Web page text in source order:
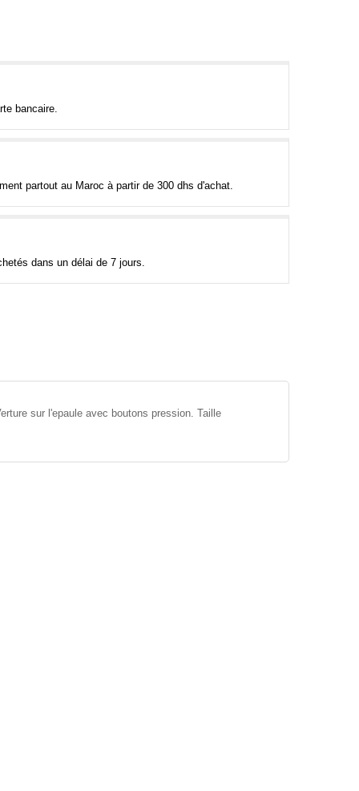
bancaire.
partout au Maroc à partir de 300 dhs d'achat.
dans un délai de 7 jours.
sur l'epaule avec boutons pression. Taille